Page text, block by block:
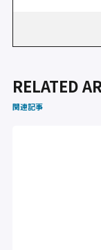
RELATED
関連記事